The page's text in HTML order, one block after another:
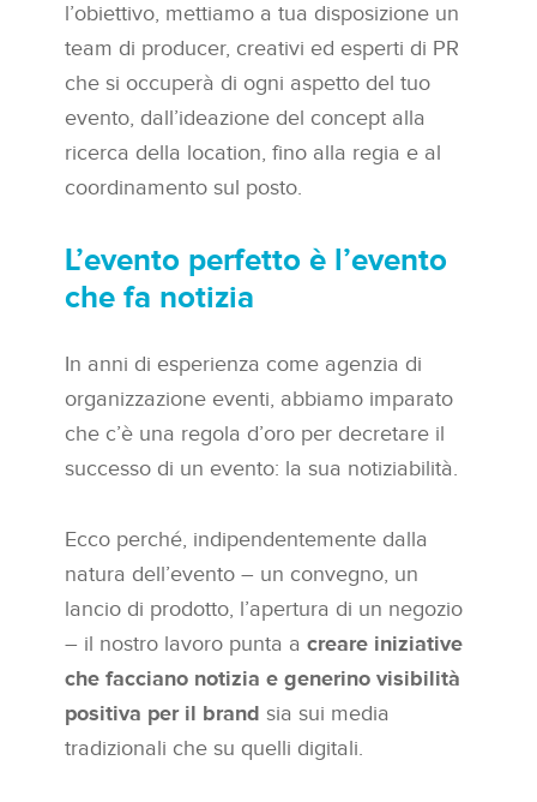
l’obiettivo, mettiamo a tua disposizione un
team di producer, creativi ed esperti di PR
che si occuperà di ogni aspetto del tuo
evento, dall’ideazione del concept alla
ricerca della location, fino alla regia e al
coordinamento sul posto.
L’evento perfetto è l’evento
che fa notizia
In anni di esperienza come agenzia di
organizzazione eventi, abbiamo imparato
che c’è una regola d’oro per decretare il
successo di un evento: la sua notiziabilità.
Ecco perché, indipendentemente dalla
natura dell’evento – un convegno, un
lancio di prodotto, l’apertura di un negozio
– il nostro lavoro punta a creare iniziative
che facciano notizia e generino visibilità
positiva per il brand sia sui media
tradizionali che su quelli digitali.